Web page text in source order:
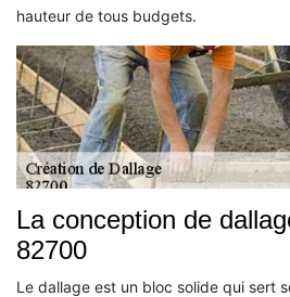
hauteur de tous budgets.
La conception de
82700
Le dallage est un bloc solide qui sert